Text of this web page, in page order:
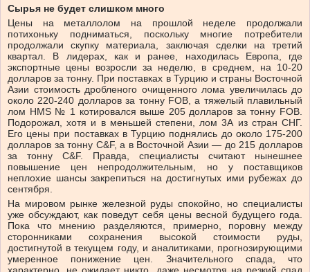
Сырья не будет слишком много
Цены на металлолом на прошлой неделе продолжали
потихоньку подниматься, поскольку многие потребители
продолжали скупку материала, заключая сделки на третий
квартал. В лидерах, как и ранее, находилась Европа, где
экспортные цены возросли за неделю, в среднем, на 10-20
долларов за тонну. При поставках в Турцию и страны Восточной
Азии стоимость дробленого очищенного лома увеличилась до
около 220-240 долларов за тонну FOB, а тяжелый плавильный
лом HMS № 1 котировался выше 205 долларов за тонну FOB.
Подорожал, хотя и в меньшей степени, лом 3А из стран СНГ.
Его цены при поставках в Турцию поднялись до около 175-200
долларов за тонну C&F, а в Восточной Азии — до 215 долларов
за тонну C&F. Правда, специалисты считают нынешнее
повышение цен непродолжительным, но у поставщиков
неплохие шансы закрепиться на достигнутых ими рубежах до
сентября.
На мировом рынке железной руды спокойно, но специалисты
уже обсуждают, как поведут себя цены весной будущего года.
Пока что мнению разделяются, примерно, поровну между
сторонниками сохранения высокой стоимости руды,
достигнутой в текущем году, и аналитиками, прогнозирующими
умеренное понижение цен. Значительного спада, что
характерно, не ожидает никто, даже несмотря на резкий спад